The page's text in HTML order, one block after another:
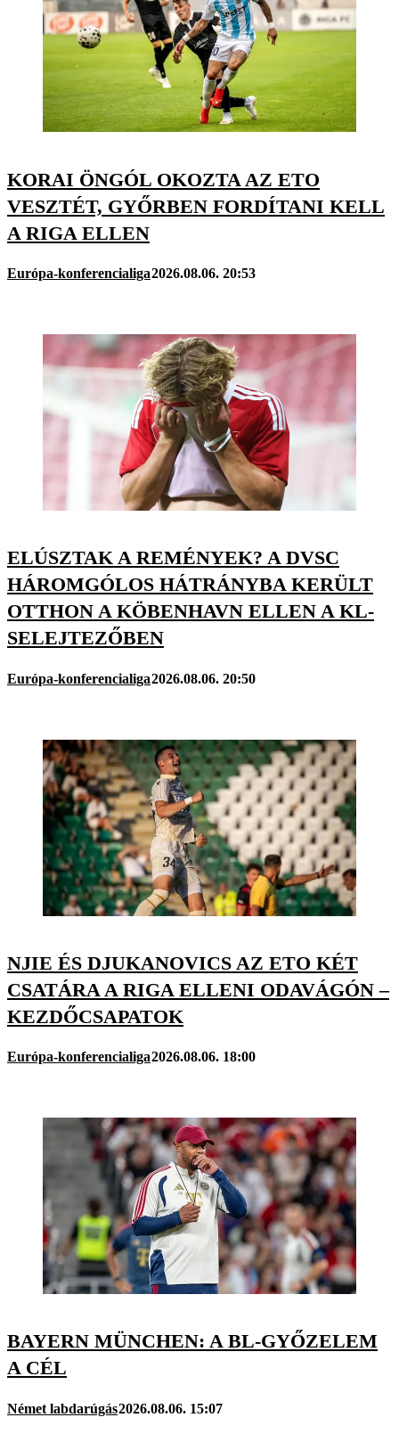
KORAI ÖNGÓL OKOZTA AZ ETO
VESZTÉT, GYŐRBEN FORDÍTANI KELL
A RIGA ELLEN
Európa-konferencialiga2026.08.06. 20:53
ELÚSZTAK A REMÉNYEK? A DVSC
HÁROMGÓLOS HÁTRÁNYBA KERÜLT
OTTHON A KÖBENHAVN ELLEN A KL-
SELEJTEZŐBEN
Európa-konferencialiga2026.08.06. 20:50
NJIE ÉS DJUKANOVICS AZ ETO KÉT
CSATÁRA A RIGA ELLENI ODAVÁGÓN –
KEZDŐCSAPATOK
Európa-konferencialiga2026.08.06. 18:00
BAYERN MÜNCHEN: A BL-GYŐZELEM
A CÉL
Német labdarúgás2026.08.06. 15:07